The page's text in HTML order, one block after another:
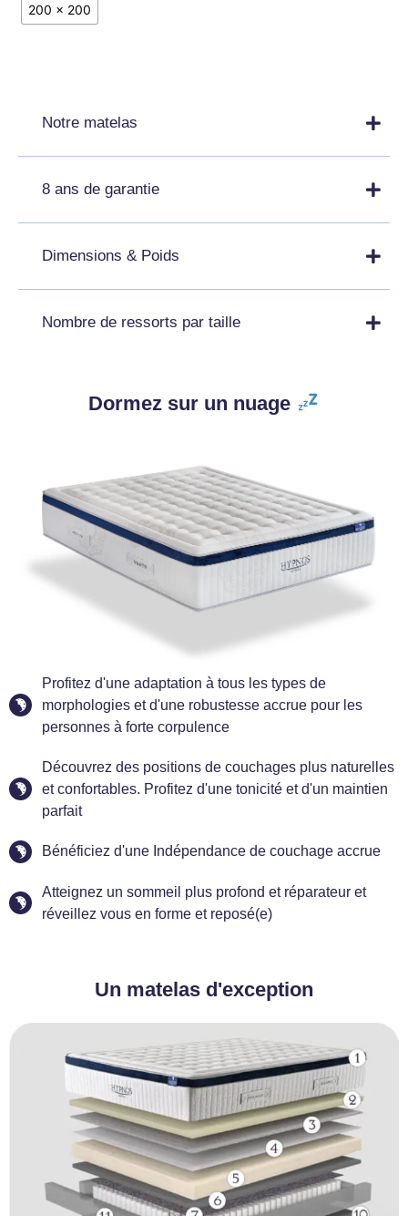
200 x 200
Notre matelas
8 ans de garantie
Dimensions & Poids
Nombre de ressorts par taille
Profitez d'une adaptation à tous les types de
morphologies et d'une robustesse accrue pour les
personnes à forte corpulence
Découvrez des positions de couchages plus naturelles
et confortables. Profitez d'une tonicité et d'un maintien
parfait
Bénéficiez d'une Indépendance de couchage accrue
Atteignez un sommeil plus profond et réparateur et
réveillez vous en forme et reposé(e)
Dormez sur un nuage
Un matelas d'exception